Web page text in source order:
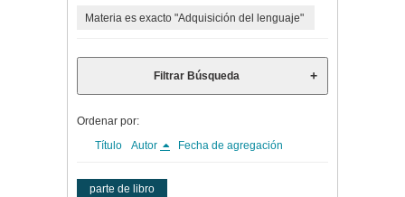
Materia es exacto "Adquisición del lenguaje"
Filtrar Búsqueda
Ordenar por:
Título
Autor Fecha de agregación
parte de libro